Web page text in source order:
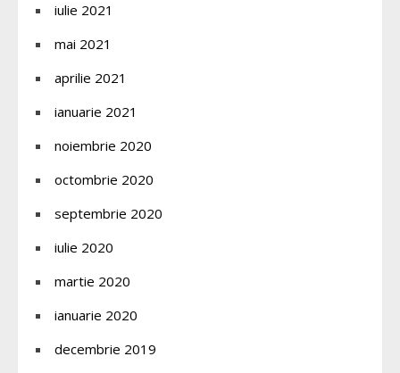
iulie 2021
mai 2021
aprilie 2021
ianuarie 2021
noiembrie 2020
octombrie 2020
septembrie 2020
iulie 2020
martie 2020
ianuarie 2020
decembrie 2019